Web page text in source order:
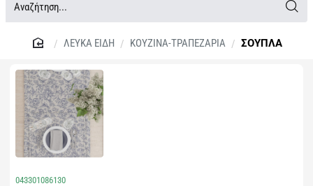
Αναζήτηση...
ΛΕΥΚΑ ΕΙΔΗ ΚΟΥΖΙΝΑ-ΤΡΑΠΕΖΑΡΙΑ ΣΟΥΠΛΑ
043301086130